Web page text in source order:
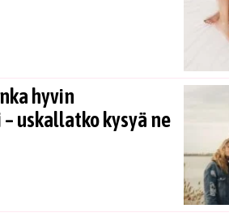
hyvin
uskallatko kysyä ne